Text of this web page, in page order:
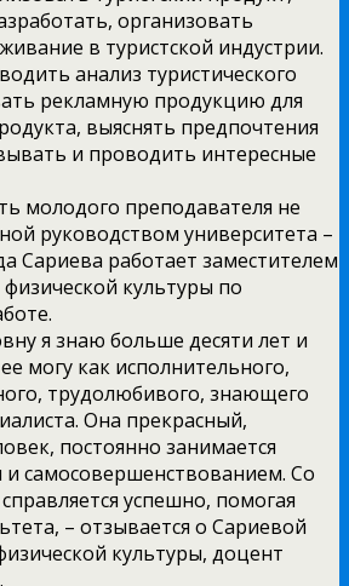
организовать
в туристской индустрии.
анализ туристического
рекламную продукцию для
выяснять предпочтения
и проводить интересные
молодого преподавателя не
руководством университета –
Сариева работает заместителем
культуры по
я знаю больше десяти лет и
могу как исполнительного,
трудолюбивого, знающего
Она прекрасный,
постоянно занимается
самосовершенствованием. Со
успешно, помогая
– отзывается о Сариевой
культуры, доцент